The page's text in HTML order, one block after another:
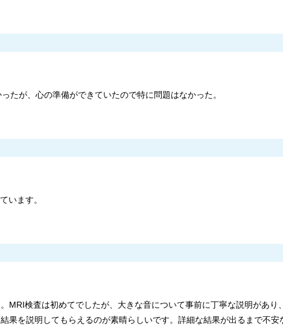
たが、心の準備ができていたので特に問題はなかった。
います。
MRI検査は初めてでしたが、大きな音について事前に丁寧な説明があ
果を説明してもらえるのが素晴らしいです。詳細な結果が出るまで不